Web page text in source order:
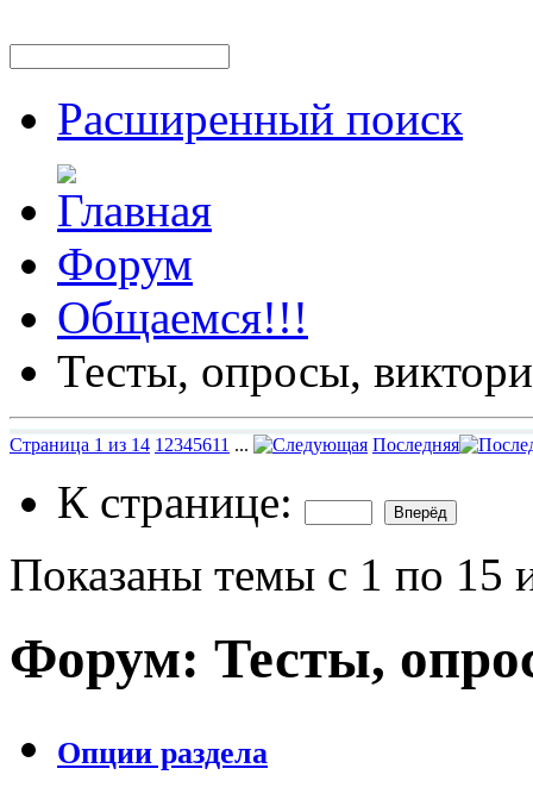
Расширенный поиск
Форум
Общаемся!!!
Тесты, опросы,
Страница 1 из 14 1 2345611 ... Последняя
К странице:
Показаны темы с 1 по 15
Форум: Тесты,
Опции раздела